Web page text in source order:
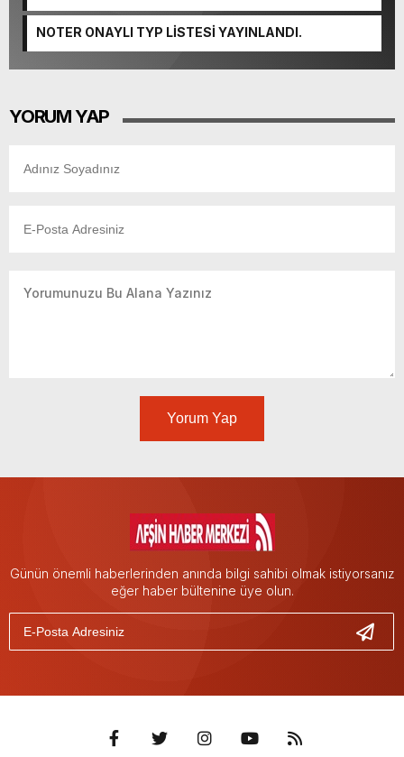
NOTER ONAYLI TYP LİSTESİ YAYINLANDI.
YORUM YAP
Yorum Yap
Günün önemli haberlerinden anında bilgi sahibi olmak istiyorsanız
eğer haber bültenine üye olun.